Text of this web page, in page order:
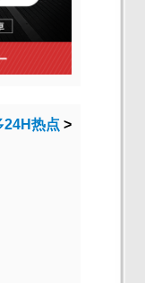
24H热点 >